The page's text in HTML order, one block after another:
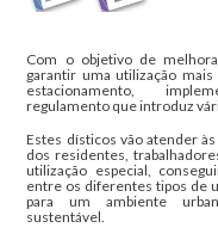
Com o objetivo de
garantir uma utilização
estacionamento,
regulamento que introduz
Estes dísticos vão atender
dos residentes,
utilização especial,
entre os diferentes tipos de
para um ambiente
sustentável.